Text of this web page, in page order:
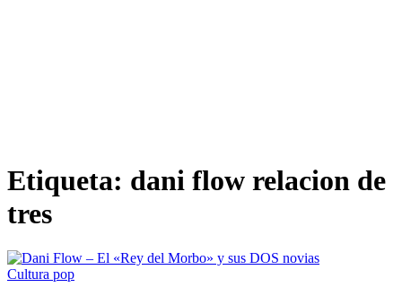
Etiqueta: dani flow relacion de
tres
Cultura pop